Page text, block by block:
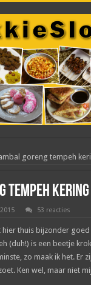
goreng tempeh
tempeh kering
53 reacties
thuis bijzonder goed
(duh!) is een beetje
zo maak ik het. Er
Ken wel, maar niet